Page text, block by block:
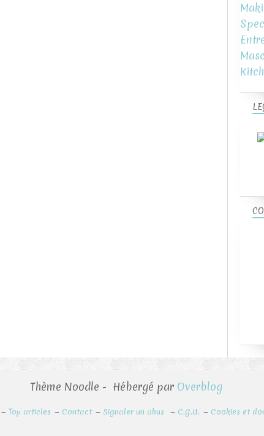
Thème Noodle - Hébergé par Overblog
Top articles Contact Signaler un abus C.G.U. Cookies et